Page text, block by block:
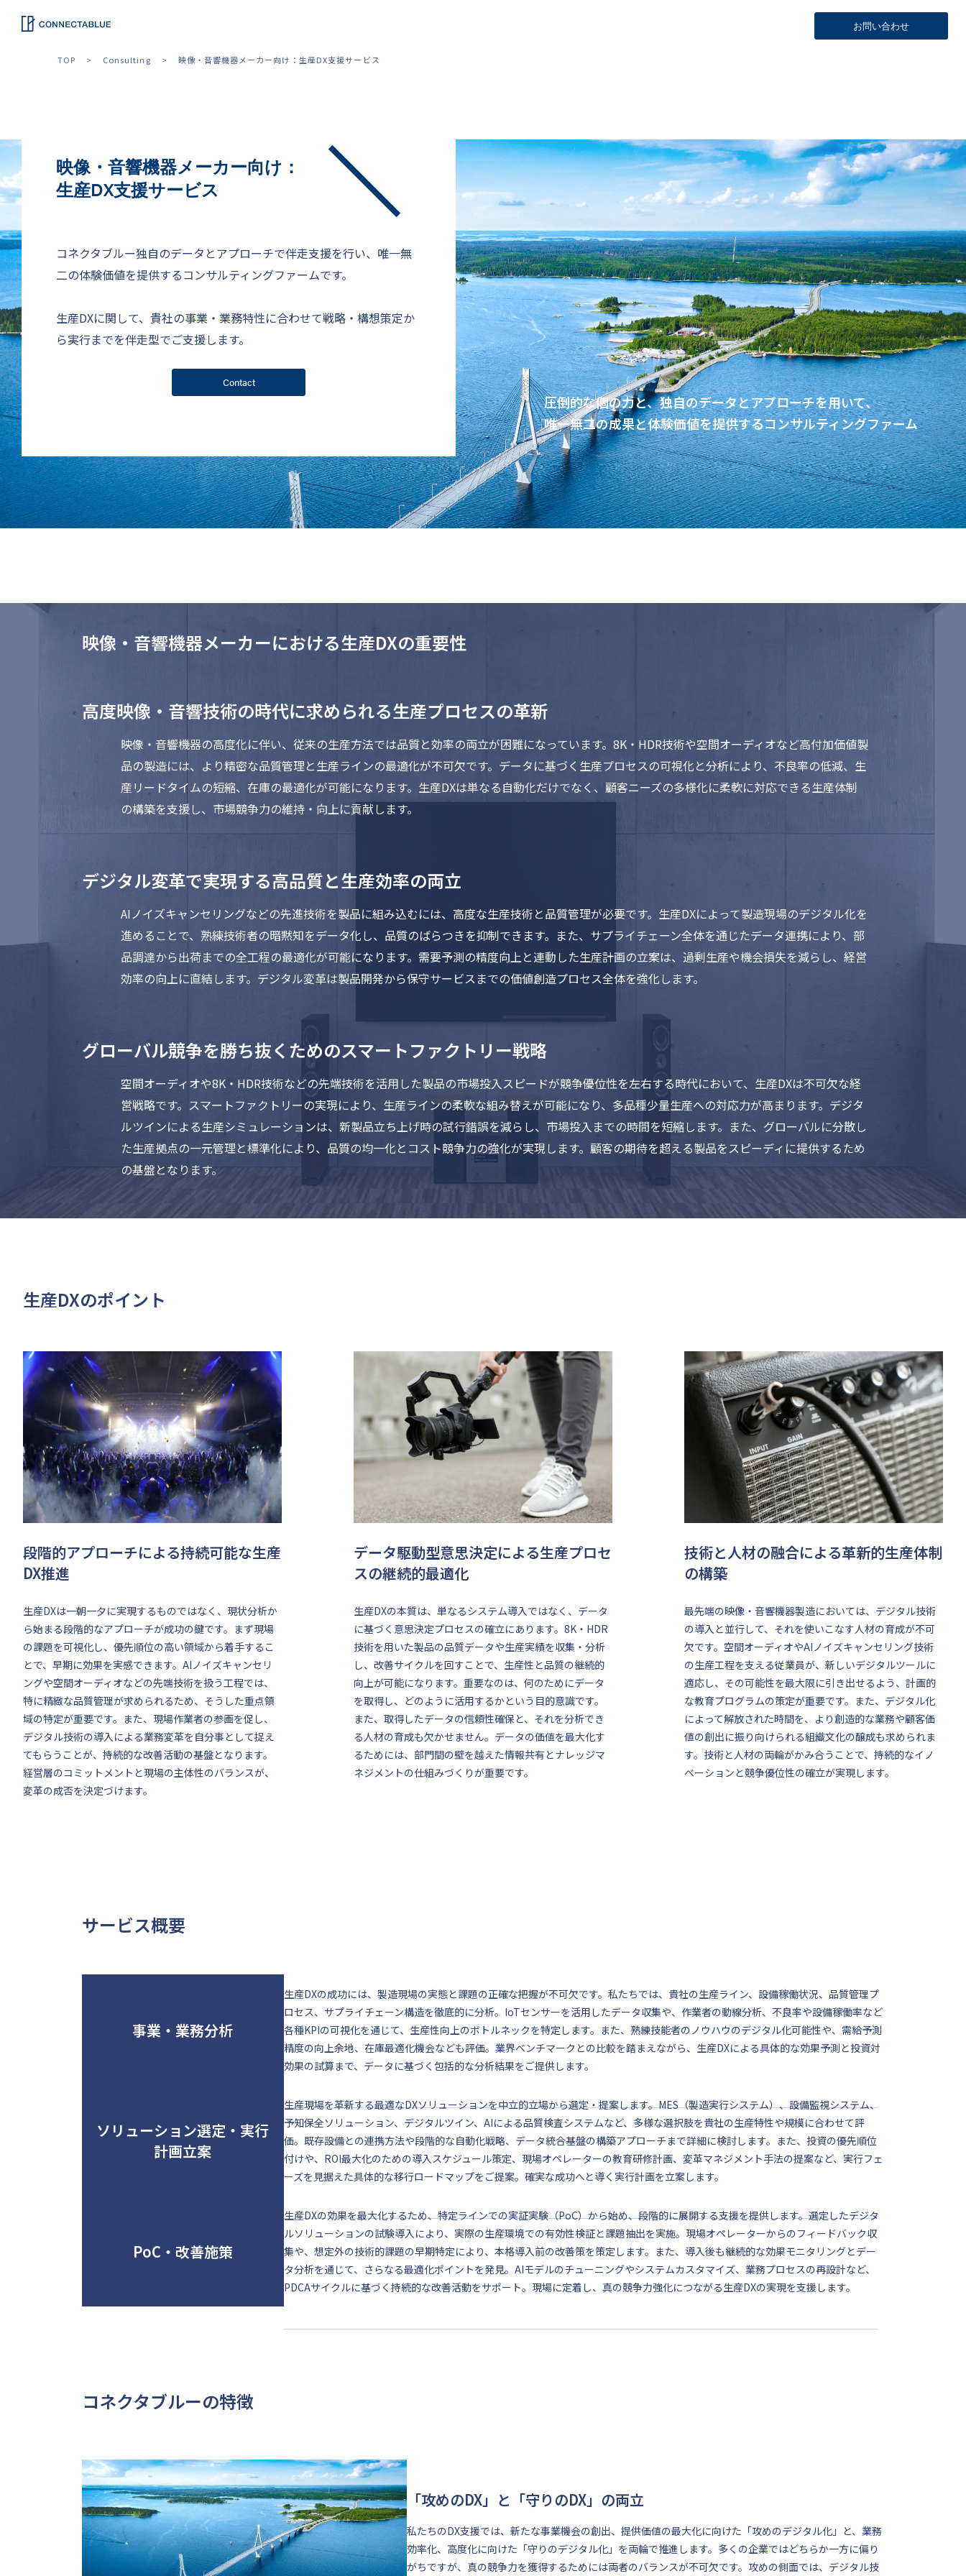
お問い合わせ
TOP Consulting 映像・音響機器メーカー向け：生産DX支援サービス
映像・音響機器メーカー向け：
生産DX支援サービス
コネクタブルー独自のデータとアプローチで伴走支援を行い、唯一無
二の体験価値を提供するコンサルティングファームです。
生産DXに関して、貴社の事業・業務特性に合わせて戦略・構想策定か
ら実行までを伴走型でご支援します。
Contact
圧倒的な個の力と、独自のデータとアプローチを用いて、
唯一無二の成果と体験価値を提供するコンサルティングファーム
映像・音響機器メーカーにおける生産DXの重要性
高度映像・音響技術の時代に求められる生産プロセスの革新
映像・音響機器の高度化に伴い、従来の生産方法では品質と効率の両立が困難になっています。8K・HDR技術や空間オーディオなど高付加価値製
品の製造には、より精密な品質管理と生産ラインの最適化が不可欠です。データに基づく生産プロセスの可視化と分析により、不良率の低減、生
産リードタイムの短縮、在庫の最適化が可能になります。生産DXは単なる自動化だけでなく、顧客ニーズの多様化に柔軟に対応できる生産体制
の構築を支援し、市場競争力の維持・向上に貢献します。
デジタル変革で実現する高品質と生産効率の両立
AIノイズキャンセリングなどの先進技術を製品に組み込むには、高度な生産技術と品質管理が必要です。生産DXによって製造現場のデジタル化を
進めることで、熟練技術者の暗黙知をデータ化し、品質のばらつきを抑制できます。また、サプライチェーン全体を通じたデータ連携により、部
品調達から出荷までの全工程の最適化が可能になります。需要予測の精度向上と連動した生産計画の立案は、過剰生産や機会損失を減らし、経営
効率の向上に直結します。デジタル変革は製品開発から保守サービスまでの価値創造プロセス全体を強化します。
グローバル競争を勝ち抜くためのスマートファクトリー戦略
空間オーディオや8K・HDR技術などの先端技術を活用した製品の市場投入スピードが競争優位性を左右する時代において、生産DXは不可欠な経
営戦略です。スマートファクトリーの実現により、生産ラインの柔軟な組み替えが可能になり、多品種少量生産への対応力が高まります。デジタ
ルツインによる生産シミュレーションは、新製品立ち上げ時の試行錯誤を減らし、市場投入までの時間を短縮します。また、グローバルに分散し
た生産拠点の一元管理と標準化により、品質の均一化とコスト競争力の強化が実現します。顧客の期待を超える製品をスピーディに提供するため
の基盤となります。
生産DXのポイント
段階的アプローチによる持続可能な生産
DX推進
生産DXは一朝一夕に実現するものではなく、現状分析か
ら始まる段階的なアプローチが成功の鍵です。まず現場
の課題を可視化し、優先順位の高い領域から着手するこ
とで、早期に効果を実感できます。AIノイズキャンセリ
ングや空間オーディオなどの先端技術を扱う工程では、
特に精緻な品質管理が求められるため、そうした重点領
域の特定が重要です。また、現場作業者の参画を促し、
デジタル技術の導入による業務変革を自分事として捉え
てもらうことが、持続的な改善活動の基盤となります。
経営層のコミットメントと現場の主体性のバランスが、
変革の成否を決定づけます。
データ駆動型意思決定による生産プロセ
スの継続的最適化
生産DXの本質は、単なるシステム導入ではなく、データ
に基づく意思決定プロセスの確立にあります。8K・HDR
技術を用いた製品の品質データや生産実績を収集・分析
し、改善サイクルを回すことで、生産性と品質の継続的
向上が可能になります。重要なのは、何のためにデータ
を取得し、どのように活用するかという目的意識です。
また、取得したデータの信頼性確保と、それを分析でき
る人材の育成も欠かせません。データの価値を最大化す
るためには、部門間の壁を越えた情報共有とナレッジマ
ネジメントの仕組みづくりが重要です。
技術と人材の融合による革新的生産体制
の構築
最先端の映像・音響機器製造においては、デジタル技術
の導入と並行して、それを使いこなす人材の育成が不可
欠です。空間オーディオやAIノイズキャンセリング技術
の生産工程を支える従業員が、新しいデジタルツールに
適応し、その可能性を最大限に引き出せるよう、計画的
な教育プログラムの策定が重要です。また、デジタル化
によって解放された時間を、より創造的な業務や顧客価
値の創出に振り向けられる組織文化の醸成も求められま
す。技術と人材の両輪がかみ合うことで、持続的なイノ
ベーションと競争優位性の確立が実現します。
サービス概要
事業・業務分析
生産DXの成功には、製造現場の実態と課題の正確な把握が不可欠です。私たちでは、貴社の生産ライン、設備稼働状況、品質管理プ
ロセス、サプライチェーン構造を徹底的に分析。IoTセンサーを活用したデータ収集や、作業者の動線分析、不良率や設備稼働率など
各種KPIの可視化を通じて、生産性向上のボトルネックを特定します。また、熟練技能者のノウハウのデジタル化可能性や、需給予測
精度の向上余地、在庫最適化機会なども評価。業界ベンチマークとの比較を踏まえながら、生産DXによる具体的な効果予測と投資対
効果の試算まで、データに基づく包括的な分析結果をご提供します。
ソリューション選定・実行
計画立案
生産現場を革新する最適なDXソリューションを中立的立場から選定・提案します。MES（製造実行システム）、設備監視システム、
予知保全ソリューション、デジタルツイン、AIによる品質検査システムなど、多様な選択肢を貴社の生産特性や規模に合わせて評
価。既存設備との連携方法や段階的な自動化戦略、データ統合基盤の構築アプローチまで詳細に検討します。また、投資の優先順位
付けや、ROI最大化のための導入スケジュール策定、現場オペレーターの教育研修計画、変革マネジメント手法の提案など、実行フェ
ーズを見据えた具体的な移行ロードマップをご提案。確実な成功へと導く実行計画を立案します。
PoC・改善施策
生産DXの効果を最大化するため、特定ラインでの実証実験（PoC）から始め、段階的に展開する支援を提供します。選定したデジタ
ルソリューションの試験導入により、実際の生産環境での有効性検証と課題抽出を実施。現場オペレーターからのフィードバック収
集や、想定外の技術的課題の早期特定により、本格導入前の改善策を策定します。また、導入後も継続的な効果モニタリングとデー
タ分析を通じて、さらなる最適化ポイントを発見。AIモデルのチューニングやシステムカスタマイズ、業務プロセスの再設計など、
PDCAサイクルに基づく持続的な改善活動をサポート。現場に定着し、真の競争力強化につながる生産DXの実現を支援します。
コネクタブルーの特徴
「攻めのDX」と「守りのDX」の両立
私たちのDX支援では、新たな事業機会の創出、提供価値の最大化に向けた「攻めのデジタル化」と、業務
効率化、高度化に向けた「守りのデジタル化」を両輪で推進します。多くの企業ではどちらか一方に偏り
がちですが、真の競争力を獲得するためには両者のバランスが不可欠です。攻めの側面では、デジタル技